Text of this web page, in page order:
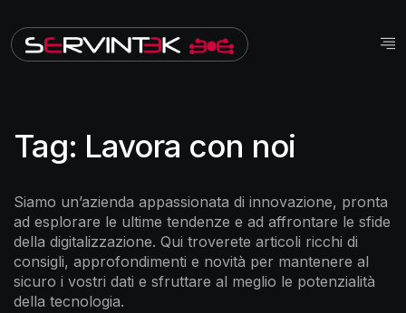
Tag: Lavora con noi
Siamo un’azienda appassionata di innovazione, pronta
ad esplorare le ultime tendenze e ad affrontare le sfide
della digitalizzazione. Qui troverete articoli ricchi di
consigli, approfondimenti e novità per mantenere al
sicuro i vostri dati e sfruttare al meglio le potenzialità
della tecnologia.